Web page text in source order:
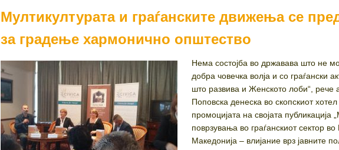
Мултикултурата и граѓанските движења се
за градење хармонично општество
Нема состојба во државава што не
добра човечка волја и со граѓански
што развива и Женското лоби“, рече
Поповска денеска во скопскиот хотел
промоцијата на својата публикација
поврзувања во граѓанскиот сектор во
Македонија – влијание врз јавните